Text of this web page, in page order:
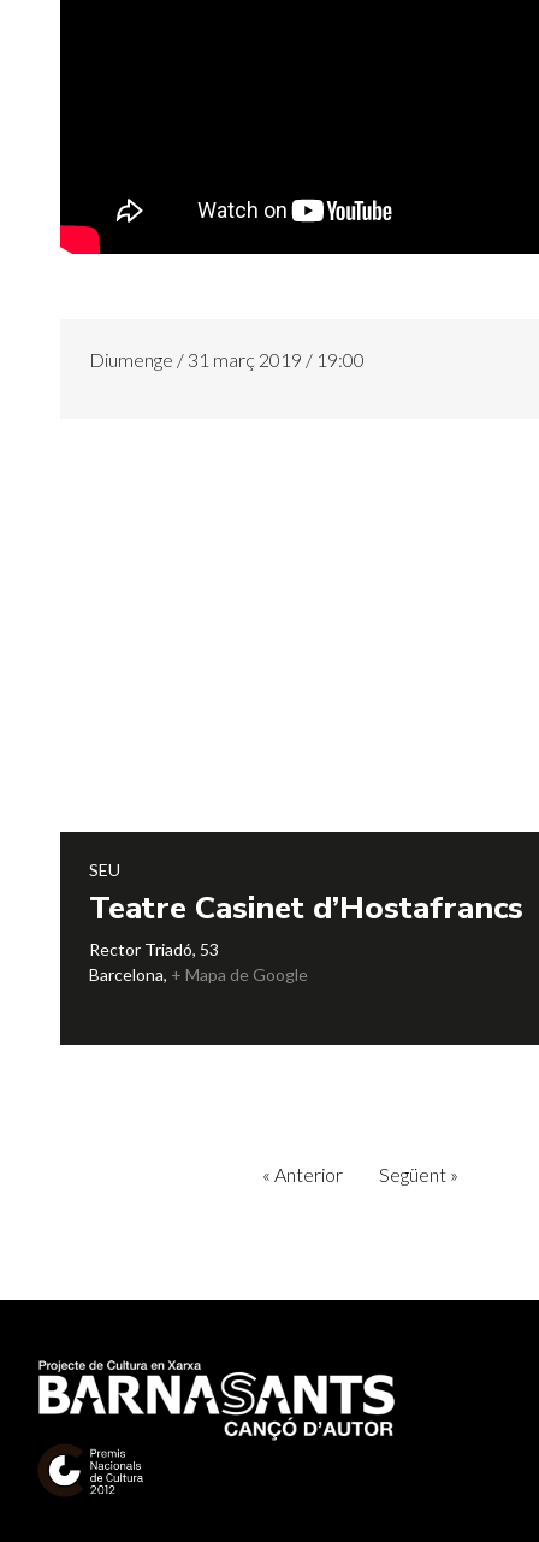
Diumenge / 31 març 2019 / 19:00
SEU
Teatre Casinet d’Hostafrancs
Rector Triadó, 53
Barcelona, + Mapa de Google
« Anterior Següent »